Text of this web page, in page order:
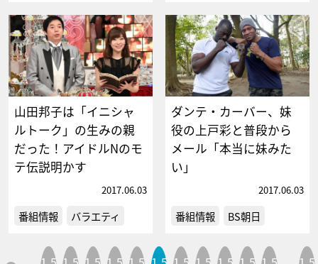
山田邦子は「イニシャ
ルトーク」の生みの親
だった！アイドルNのモ
テ伝説明かす
2017.06.03
番組情報 バラエティ
ダンテ・カーバー、妹
役の上戸彩と普段から
メール「本当に妹みた
い」
2017.06.03
番組情報 BS朝日